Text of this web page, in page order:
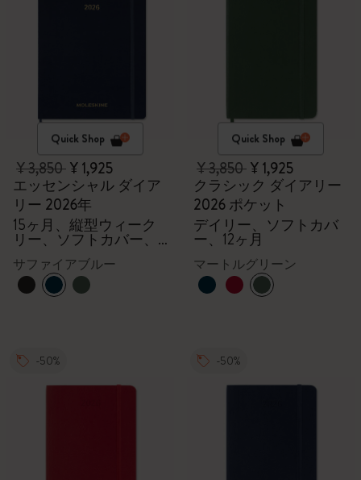
Quick Shop
¥ 3,850¥ 1,925
エッセンシャル ダイア
リー 2026年
15ヶ月、縦型ウィーク
リー、ソフトカバー、
サファイアブルー
Quick Shop
¥ 3,850¥ 1,925
クラシック ダイアリー
2026 ポケット
デイリー、ソフトカバ
ー、12ヶ月
マートルグリーン
-50% -50%